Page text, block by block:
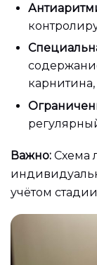
Важно: Схема
учётом